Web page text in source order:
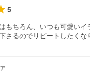
5
もちろん、いつも可愛いイ
さるのでリピートしたくな